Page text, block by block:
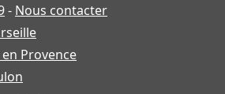
- Nous contacter
Provence